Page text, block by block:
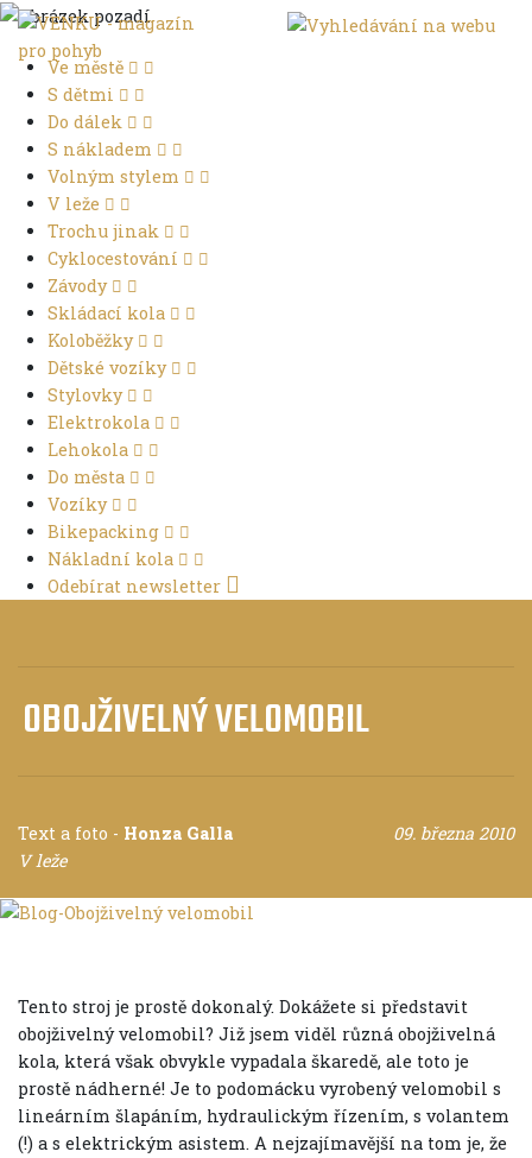
Ve městě
S dětmi
Do dálek
S nákladem
Volným stylem
V leže
Trochu jinak
Cyklocestování
Závody
Skládací kola
Koloběžky
Dětské vozíky
Stylovky
Elektrokola
Lehokola
Do města
Vozíky
Bikepacking
Nákladní kola
Odebírat newsletter
OBOJŽIVELNÝ VELOMOBIL
Text a foto - Honza Galla
09. března 2010
V leže
Tento stroj je prostě dokonalý. Dokážete si představit
obojživelný velomobil? Již jsem viděl různá obojživelná
kola, která však obvykle vypadala škaredě, ale toto je
prostě nádherné! Je to podomácku vyrobený velomobil s
lineárním šlapáním, hydraulickým řízením, s volantem
(!) a s elektrickým asistem. A nejzajímavější na tom je, že